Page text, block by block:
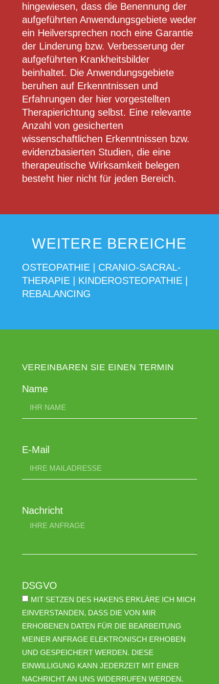
hingewiesen, dass die Benennung der
aufgeführten Anwendungsgebiete weder
ein Heilversprechen noch eine Garantie
der Linderung bzw. Verbesserung der
aufgeführten Krankheitsbilder
beinhaltet. Die Anwendungsgebiete
beruhen auf Erkenntnissen und
Erfahrungen der hier vorgestellten
Therapierichtung selbst. Eine relevante
Anzahl von gesicherten
wissenschaftlichen Erkenntnissen bzw.
evidenzbasierten Studien, die eine
therapeutische Wirksamkeit belegen
besteht hier nicht für jeden Bereich.
WEITERE BEREICHE
OSTEOPATHIE| CRANIO-SACRAL-
THERAPIE| KINDEROSTEOPATHIE|
REBALANCING
VEREINBAREN SIE EINEN TERMIN
Name
E-Mail
Nachricht
DSGVO
MIT SETZEN DES HAKENS ERKLÄRE ICH MICH
EINVERSTANDEN, DASS DIE VON MIR
ERHOBENEN DATEN FÜR DIE BEARBEITUNG
MEINER ANFRAGE ELEKTRONISCH ERHOBEN
UND GESPEICHERT WERDEN. DIESE
EINWILLIGUNG KANN JEDERZEIT MIT EINER
NACHRICHT AN UNS WIDERRUFEN WERDEN.